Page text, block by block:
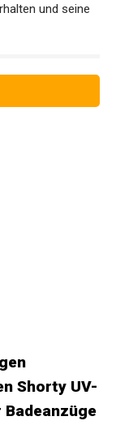
und seine
Shorty UV-